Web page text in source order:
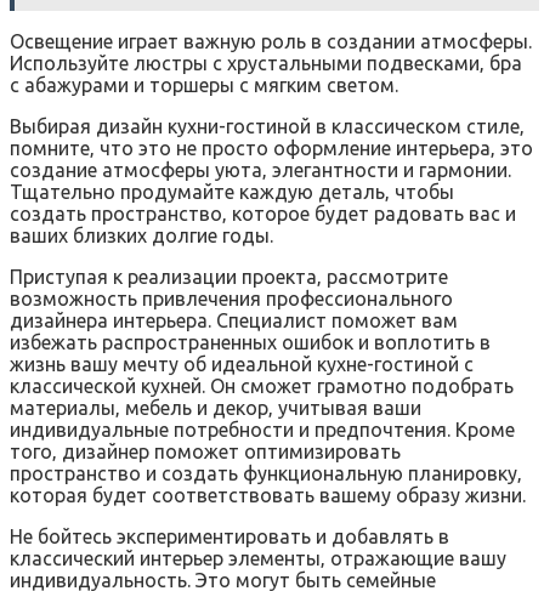
Освещение играет важную роль в создании атмосферы.
Используйте люстры с хрустальными подвесками‚ бра
с абажурами и торшеры с мягким светом.
Выбирая дизайн кухни-гостиной в классическом стиле‚
помните‚ что это не просто оформление интерьера‚ это
создание атмосферы уюта‚ элегантности и гармонии.
Тщательно продумайте каждую деталь‚ чтобы
создать пространство‚ которое будет радовать вас и
ваших близких долгие годы.
Приступая к реализации проекта‚ рассмотрите
возможность привлечения профессионального
дизайнера интерьера. Специалист поможет вам
избежать распространенных ошибок и воплотить в
жизнь вашу мечту об идеальной кухне-гостиной с
классической кухней. Он сможет грамотно подобрать
материалы‚ мебель и декор‚ учитывая ваши
индивидуальные потребности и предпочтения. Кроме
того‚ дизайнер поможет оптимизировать
пространство и создать функциональную планировку‚
которая будет соответствовать вашему образу жизни.
Не бойтесь экспериментировать и добавлять в
классический интерьер элементы‚ отражающие вашу
индивидуальность. Это могут быть семейные